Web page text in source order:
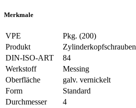
Merkmale
VPE
Pkg. (200)
Produkt
Zylinderkopfschrauben
DIN-ISO-ART
84
Werkstoff
Messing
Oberfläche
galv. vernickelt
Form
Standard
Durchmesser
4